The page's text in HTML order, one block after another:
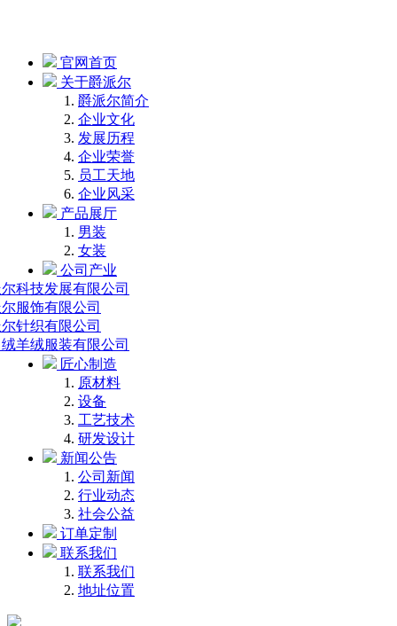
官网首页
关于爵派尔
爵派尔简介
企业文化
发展历程
企业荣誉
员工天地
企业风采
产品展厅
男装
女装
公司产业
科技发展有限公司
服饰有限公司
针织有限公司
羊绒服装有限公司
匠心制造
原材料
设备
工艺技术
研发设计
新闻公告
公司新闻
行业动态
社会公益
订单定制
联系我们
联系我们
地址位置